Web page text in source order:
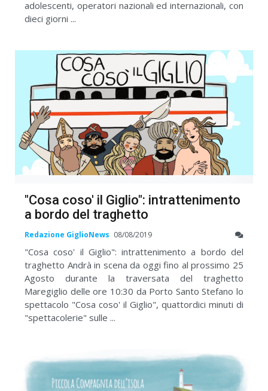
adolescenti, operatori nazionali ed internazionali, con
dieci giorni ...
"Cosa coso' il Giglio": intrattenimento
a bordo del traghetto
Redazione GiglioNews 08/08/2019
"Cosa coso' il Giglio": intrattenimento a bordo del
traghetto Andrà in scena da oggi fino al prossimo 25
Agosto durante la traversata del traghetto
Maregiglio delle ore 10:30 da Porto Santo Stefano lo
spettacolo "Cosa coso' il Giglio", quattordici minuti di
"spettacolerie" sulle ...